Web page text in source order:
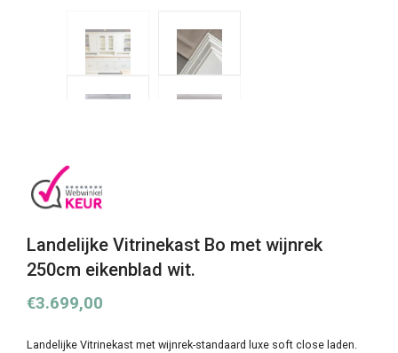
Landelijke Vitrinekast Bo met wijnrek
250cm eikenblad wit.
€3.699,00
Landelijke Vitrinekast met wijnrek-standaard luxe soft close laden.